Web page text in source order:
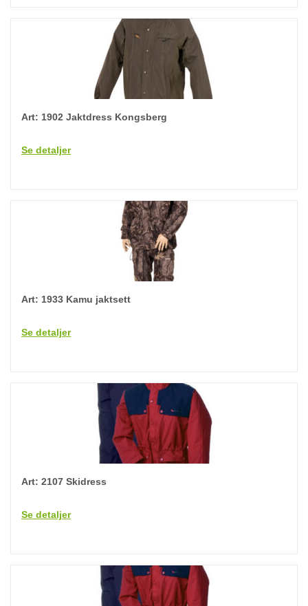
Art: 1902 Jaktdress Kongsberg
Se detaljer
Art: 1933 Kamu jaktsett
Se detaljer
Art: 2107 Skidress
Se detaljer